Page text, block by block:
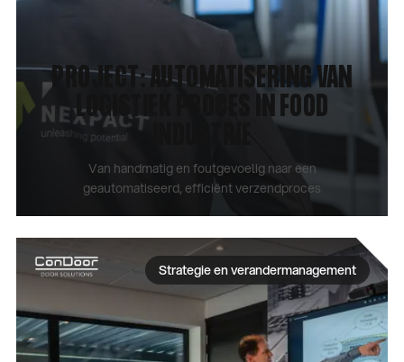
PROJECT: AUTOMATISERING VAN
LOGISTIEK PROCES IN FOOD
Van handmatig en foutgevoelig naar een
geautomatiseerd, efficiënt verzendproces
Strategie en verandermanagement